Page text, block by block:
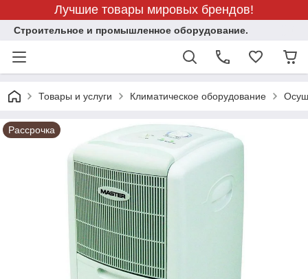
Лучшие товары мировых брендов!
Строительное и промышленное оборудование.
Товары и услуги Климатическое оборудование
Рассрочка